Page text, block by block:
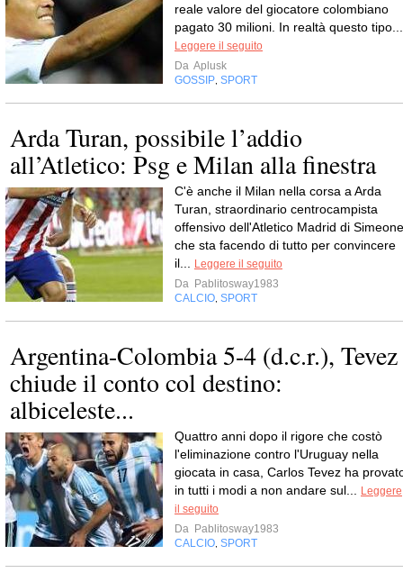
reale valore del giocatore colombiano
pagato 30 milioni. In realtà questo tipo...
Leggere il seguito
Da Aplusk
GOSSIP SPORT
Arda Turan, possibile l’addio
all’Atletico: Psg e Milan alla finestra
C'è anche il Milan nella corsa a Arda
Turan, straordinario centrocampista
offensivo dell'Atletico Madrid di
che sta facendo di tutto per convincere
il...
Leggere il seguito
Da Pablitosway1983
CALCIO SPORT
Argentina-Colombia 5-4 (d.c.r.), Tevez
chiude il conto col destino:
albiceleste...
Quattro anni dopo il rigore che costò
l'eliminazione contro l'Uruguay nella
giocata in casa, Carlos Tevez ha
in tutti i modi a non andare sul...
Leggere
il seguito
Da Pablitosway1983
CALCIO SPORT